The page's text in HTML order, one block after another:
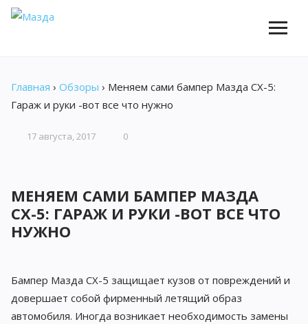
Главная › Обзоры › Меняем сами бампер Мазда СХ-5:
Гараж и руки -вот все что нужно
17 августа, 2017 0
МЕНЯЕМ САМИ БАМПЕР МАЗДА
СХ-5: ГАРАЖ И РУКИ -ВОТ ВСЕ ЧТО
НУЖНО
Бампер Мазда СХ-5 защищает кузов от повреждений и
довершает собой фирменный летящий образ
автомобиля. Иногда возникает необходимость замены